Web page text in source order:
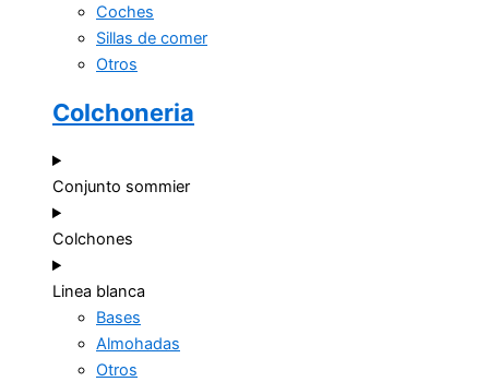
Coches
Sillas de comer
Otros
Colchoneria
Conjunto sommier
Colchones
Linea blanca
Bases
Almohadas
Otros